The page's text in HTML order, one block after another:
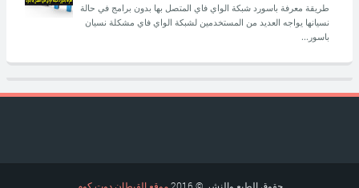
طريقة معرفة باسورد شبكة الواي فاي المتصل بها بدون برامج في حالة
نسيانها يواجه العديد من المستخدمين لشبكة الواي فاي مشكلة نسيان
باسور...
حقوق الطبع والنشر © 2016 موقع القبطان دوت كوم